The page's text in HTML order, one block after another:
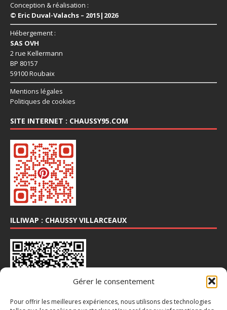
Gérer le consentement
Pour offrir les meilleures expériences, nous utilisons des technologies
Conception & réalisation :
© Eric Duval-Valachs – 2015|2026
Hébergement :
SAS OVH
2 rue Kellermann
BP 80157
59100 Roubaix
Mentions légales
Politiques de cookies
SITE INTERNET : CHAUSSY95.COM
ILLIWAP : CHAUSSY VILLARCEAUX